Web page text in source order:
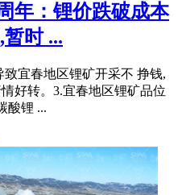
年：锂价跌破成本
时 ...
宜春地区锂矿开采不 挣钱,
好转。3.宜春地区锂矿品位
酸锂 ...